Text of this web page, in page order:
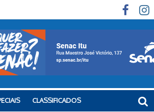
CLASSIFICADOS